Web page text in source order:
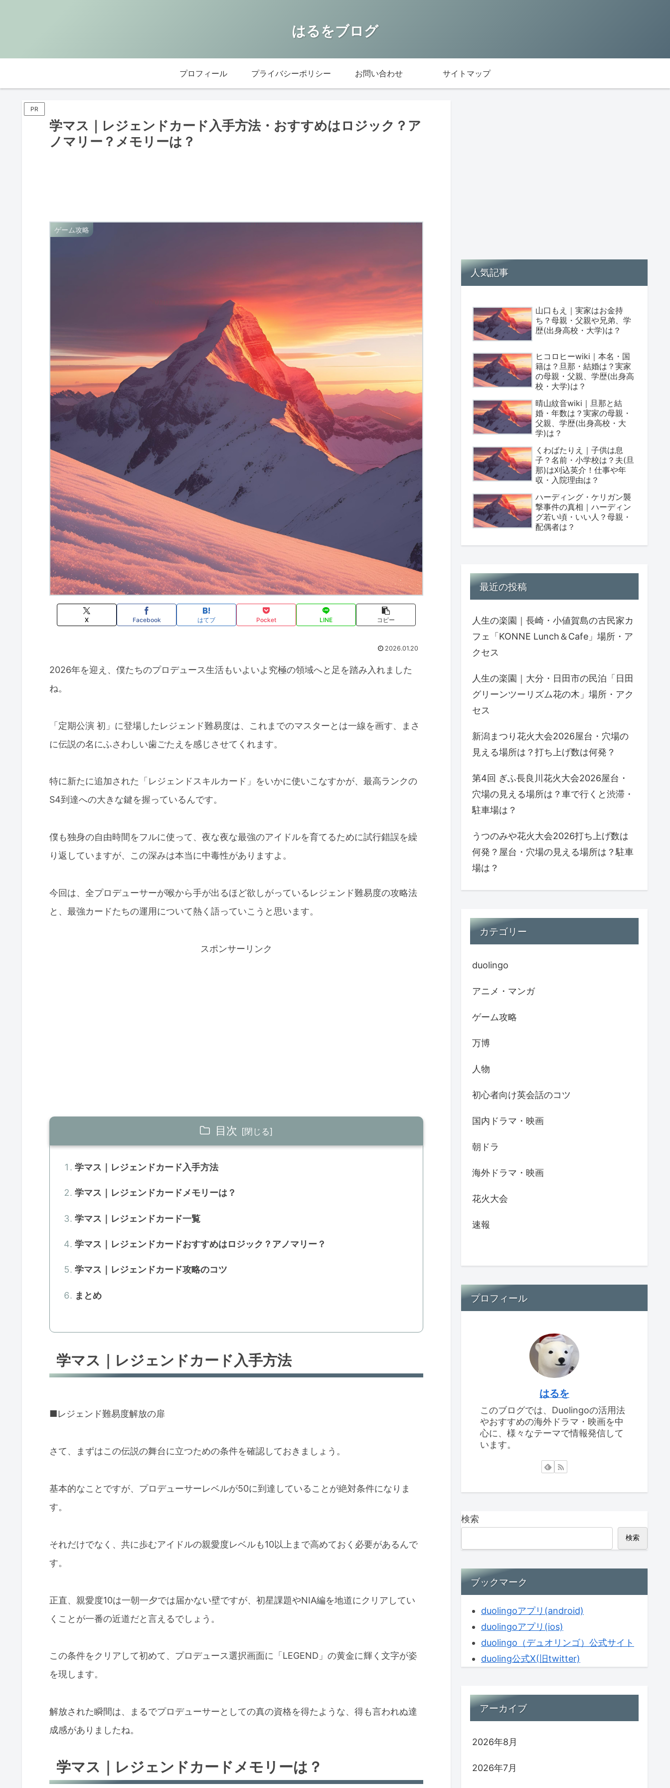
はるをブログ
プロフィール プライバシーポリシー お問い合わせ サイトマップ
PR
学マス｜レジェンドカード入手方法・おすすめはロジック？ア
ノマリー？メモリーは？
ゲーム攻略
X Facebook はてブ Pocket LINE コピー
2026.01.20
2026年を迎え、僕たちのプロデュース生活もいよいよ究極の領域へと足を踏み入れました
ね。
「定期公演 初」に登場したレジェンド難易度は、これまでのマスターとは一線を画す、まさ
に伝説の名にふさわしい歯ごたえを感じさせてくれます。
特に新たに追加された「レジェンドスキルカード」をいかに使いこなすかが、最高ランクの
S4到達への大きな鍵を握っているんです。
僕も独身の自由時間をフルに使って、夜な夜な最強のアイドルを育てるために試行錯誤を繰
り返していますが、この深みは本当に中毒性がありますよ。
今回は、全プロデューサーが喉から手が出るほど欲しがっているレジェンド難易度の攻略法
と、最強カードたちの運用について熱く語っていこうと思います。
スポンサーリンク
目次
学マス｜レジェンドカード入手方法
学マス｜レジェンドカードメモリーは？
学マス｜レジェンドカード一覧
学マス｜レジェンドカードおすすめはロジック？アノマリー？
学マス｜レジェンドカード攻略のコツ
まとめ
学マス｜レジェンドカード入手方法
■レジェンド難易度解放の扉
さて、まずはこの伝説の舞台に立つための条件を確認しておきましょう。
基本的なことですが、プロデューサーレベルが50に到達していることが絶対条件になりま
す。
それだけでなく、共に歩むアイドルの親愛度レベルも10以上まで高めておく必要があるんで
す。
正直、親愛度10は一朝一夕では届かない壁ですが、初星課題やNIA編を地道にクリアしてい
くことが一番の近道だと言えるでしょう。
この条件をクリアして初めて、プロデュース選択画面に「LEGEND」の黄金に輝く文字が姿
を現します。
解放された瞬間は、まるでプロデューサーとしての真の資格を得たような、得も言われぬ達
成感がありましたね。
学マス｜レジェンドカードメモリーは？
人気記事
山口もえ｜実家はお金持
ち？母親・父親や兄弟、学
歴(出身高校・大学)は？
ヒコロヒーwiki｜本名・国
籍は？旦那・結婚は？実家
の母親・父親、学歴(出身高
校・大学)は？
晴山紋音wiki｜旦那と結
婚・年数は？実家の母親・
父親、学歴(出身高校・大
学)は？
くわばたりえ｜子供は息
子？名前・小学校は？夫(旦
那)は刈込英介！仕事や年
収・入院理由は？
ハーディング・ケリガン襲
撃事件の真相｜ハーディン
グ若い頃・いい人？母親・
配偶者は？
最近の投稿
人生の楽園｜長崎・小値賀島の古民家カ
フェ「KONNE Lunch＆Cafe」場所・ア
クセス
人生の楽園｜大分・日田市の民泊「日田
グリーンツーリズム花の木」場所・アク
セス
新潟まつり花火大会2026屋台・穴場の
見える場所は？打ち上げ数は何発？
第4回 ぎふ長良川花火大会2026屋台・
穴場の見える場所は？車で行くと渋滞・
駐車場は？
うつのみや花火大会2026打ち上げ数は
何発？屋台・穴場の見える場所は？駐車
場は？
カテゴリー
duolingo
アニメ・マンガ
ゲーム攻略
万博
人物
初心者向け英会話のコツ
国内ドラマ・映画
朝ドラ
海外ドラマ・映画
花火大会
速報
プロフィール
はるを
このブログでは、Duolingoの活用法
やおすすめの海外ドラマ・映画を中
心に、様々なテーマで情報発信して
います。
検索
検索
ブックマーク
duolingoアプリ(android)
duolingoアプリ(ios)
duolingo（デュオリンゴ）公式サイト
duoling公式X(旧twitter)
アーカイブ
2026年8月
2026年7月